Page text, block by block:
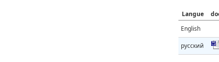
Langue
English
русский